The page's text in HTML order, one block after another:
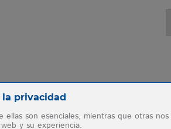
Cookies:
privacidad
son esenciales, mientras que otras nos
y su experiencia.